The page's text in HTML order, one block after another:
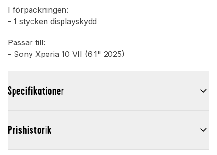
I förpackningen:
- 1 stycken displayskydd
Passar till:
- Sony Xperia 10 VII (6,1" 2025)
Specifikationer
Prishistorik